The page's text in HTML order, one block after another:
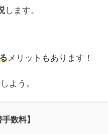
します。
メリットもあります！
よう。
数料】